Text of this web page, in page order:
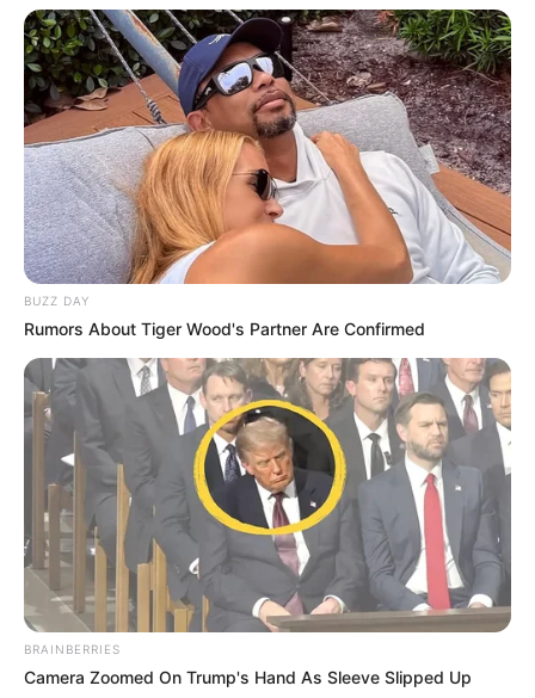
BUZZ DAY
Rumors About Tiger Wood's Partner Are Confirmed
BRAINBERRIES
Camera Zoomed On Trump's Hand As Sleeve Slipped Up